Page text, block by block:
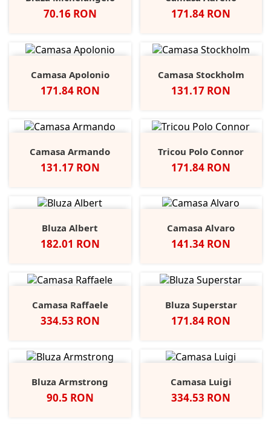
Pret
70.16 RON Pret
171.84 RON
Camasa Apolonio
Pret
171.84 RON
Camasa Stockholm
Pret
131.17 RON
Camasa Armando
Pret
131.17 RON
Tricou Polo Connor
Pret
171.84 RON
Bluza Albert
Pret
182.01 RON
Camasa Alvaro
Pret
141.34 RON
Camasa Raffaele
Pret
334.53 RON
Bluza Superstar
Pret
171.84 RON
Bluza Armstrong
Pret
90.5 RON
Camasa Luigi
Pret
334.53 RON